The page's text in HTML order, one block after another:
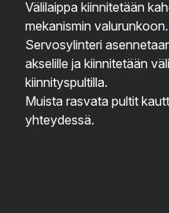
Välilaippa kiinnitetään
mekanismin valurunkoon.
Servosylinteri
akselille ja kiinnitetään
kiinnityspultilla.
Muista rasvata pultit
yhteydessä.